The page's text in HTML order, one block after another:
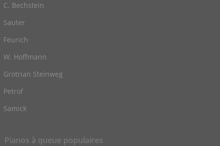
C. Bechstein
Sauter
Feurich
W. Hoffmann
Grotrian Steinweg
Petrof
Samick
Pianos à queue populaires